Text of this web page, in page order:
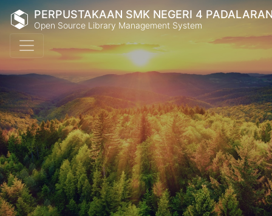
PERPUSTAKAAN SMK NEGERI 4
Open Source Library Management System